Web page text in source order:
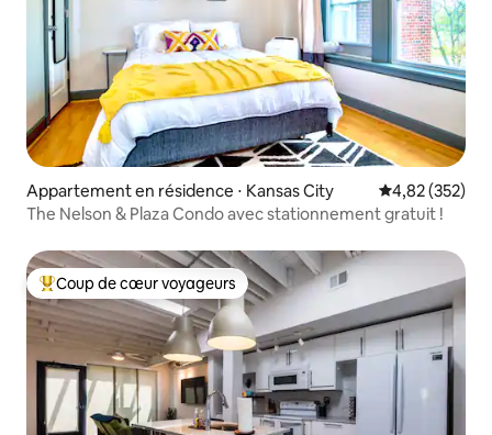
Appartement en résidence ⋅ Kansas City Évaluation
4,82 (352)
The Nelson & Plaza Condo avec stationnement gratuit !
Coups de cœur voyageurs les plus appréciés
Coup de cœur voyageurs